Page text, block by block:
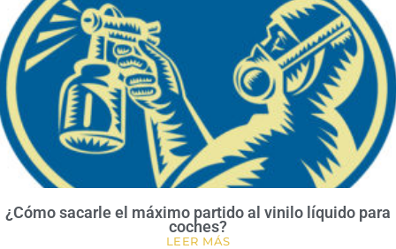
¿Cómo sacarle el máximo partido al vinilo líquido para
coches?
LEER MÁS